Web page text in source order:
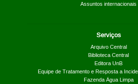
Assuntos internacionais
Serviços
Arquivo Central
Biblioteca Central
Editora UnB
Equipe de Tratamento e Resposta a
Fazenda Água Limpa